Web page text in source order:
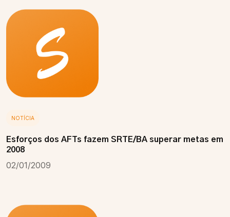
NOTÍCIA
Esforços dos AFTs fazem SRTE/BA superar metas em
2008
02/01/2009